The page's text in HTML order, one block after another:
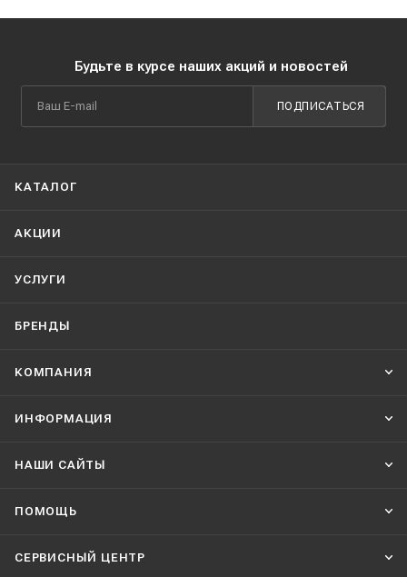
Будьте в курсе наших акций и новостей
ПОДПИСАТЬСЯ
КАТАЛОГ
АКЦИИ
УСЛУГИ
БРЕНДЫ
КОМПАНИЯ
ИНФОРМАЦИЯ
НАШИ CАЙТЫ
ПОМОЩЬ
СЕРВИСНЫЙ ЦЕНТР